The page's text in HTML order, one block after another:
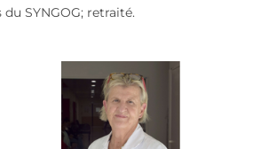
SYNGOG; retraité.